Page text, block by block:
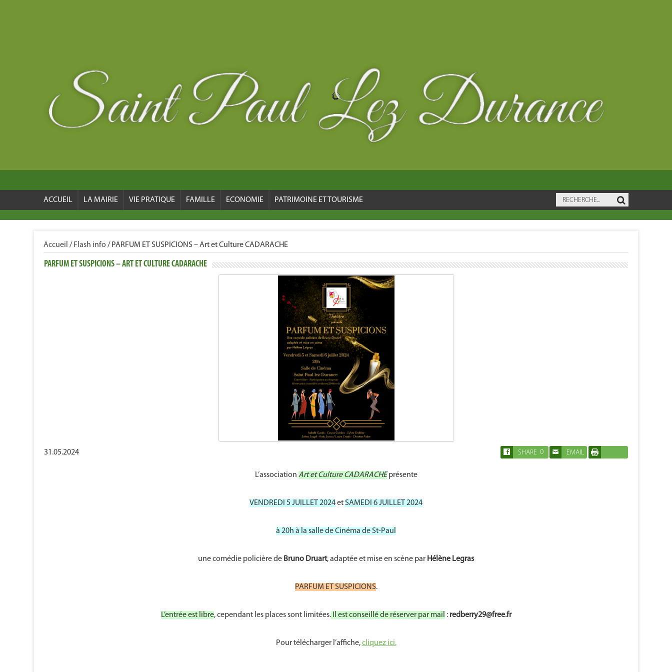
ACCUEIL LA MAIRIE VIE PRATIQUE FAMILLE ECONOMIE PATRIMOINE ET TOURISME
Accueil / Flash info / PARFUM ET SUSPICIONS – Art et Culture CADARACHE
PARFUM ET SUSPICIONS – ART ET CULTURE CADARACHE
31.05.2024
SHARE 0 EMAIL
L’association Art et Culture CADARACHEprésente
VENDREDI 5 JUILLET 2024et SAMEDI 6 JUILLET 2024
à 20h à la salle de Cinéma de St-Paul
une comédie policière de Bruno Druart, adaptée et mise en scène par Hélène Legras
PARFUM ET SUSPICIONS.
L’entrée est libre, cependant les places sont limitées.Il est conseillé de réserver par mail : redberry29@free.fr
Pour télécharger l’affiche,cliquez ici.